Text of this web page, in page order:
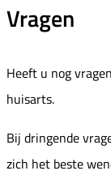
Vragen
Heeft u nog
huisarts.
Bij dringende
zich het beste